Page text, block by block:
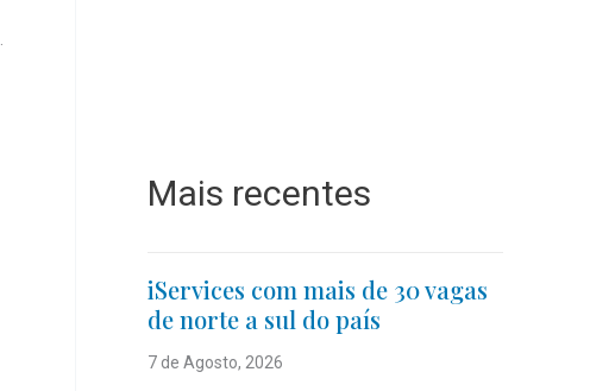
Mais recentes
iServices com mais de 30 vagas
de norte a sul do país
7 de Agosto, 2026